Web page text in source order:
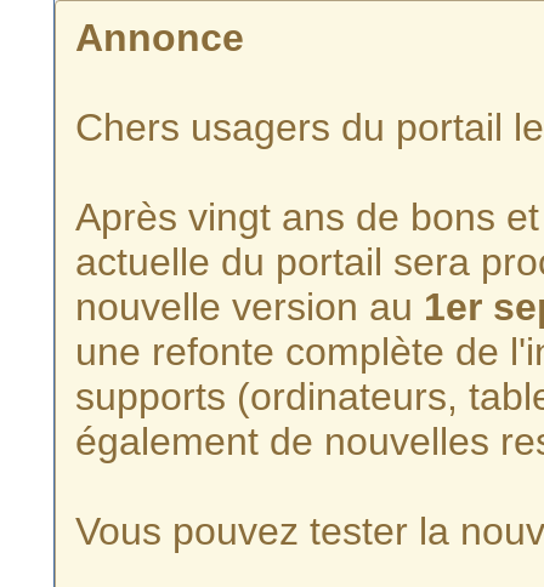
Annonce
Chers usagers du portail
Après vingt ans de bons
actuelle du portail sera
nouvelle version au 1er
une refonte complète de
supports (ordinateurs,
également de nouvelles
Vous pouvez tester la